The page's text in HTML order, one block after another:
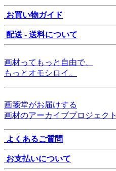
お買い物ガイド
配送 - 送料について
画材ってもっと自由で、
もっとオモシロイ。
画箋堂がお届けする
画材のアーカイブプロジェクト
よくあるご質問
お支払いについて